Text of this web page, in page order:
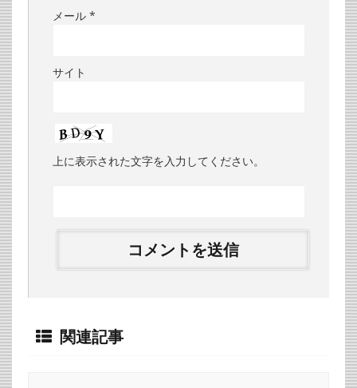
メール *
サイト
上に表示された文字を入力してください。
関連記事